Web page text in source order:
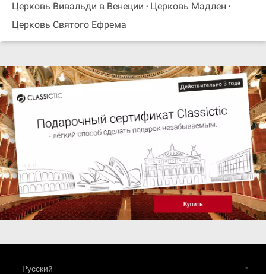
Церковь Вивальди в Венеции
Церковь Мадлен
Церковь Святого Ефрема